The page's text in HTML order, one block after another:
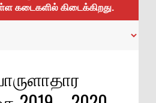
கடைகளில் கிடைக்கிறது.